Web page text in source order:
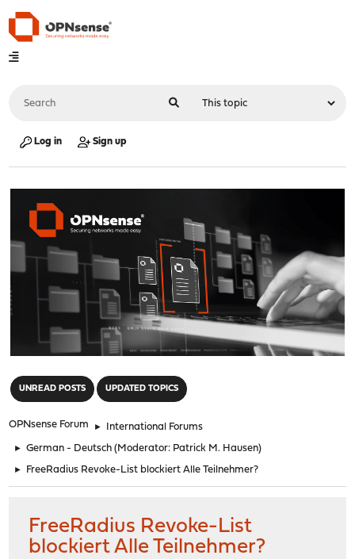
Log in Sign up
UNREAD POSTS UPDATED TOPICS
OPNsense Forum ► International Forums
► German - Deutsch (Moderator: Patrick M. Hausen)
► FreeRadius Revoke-List blockiert Alle Teilnehmer?
FreeRadius Revoke-List
blockiert Alle Teilnehmer?